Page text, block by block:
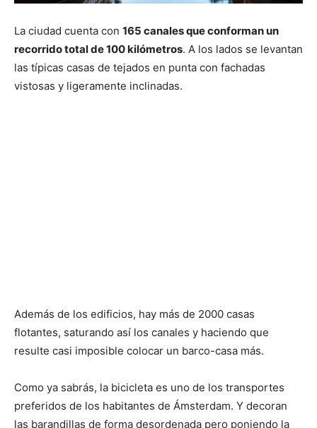
La ciudad cuenta con 165 canales que conforman un
recorrido total de 100 kilómetros. A los lados se levantan
las típicas casas de tejados en punta con fachadas
vistosas y ligeramente inclinadas.
Además de los edificios, hay más de 2000 casas
flotantes, saturando así los canales y haciendo que
resulte casi imposible colocar un barco-casa más.
Como ya sabrás, la bicicleta es uno de los transportes
preferidos de los habitantes de Ámsterdam. Y decoran
las barandillas de forma desordenada pero poniendo la